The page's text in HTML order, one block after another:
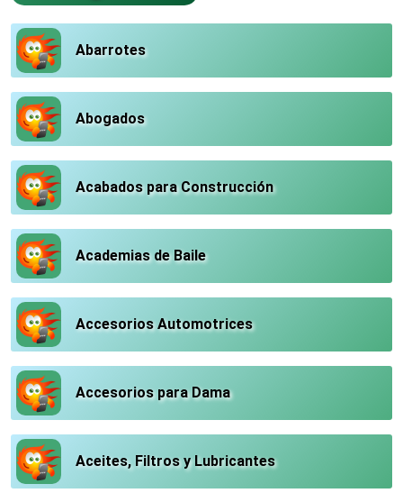
Abarrotes
Abogados
Acabados para Construcción
Academias de Baile
Accesorios Automotrices
Accesorios para Dama
Aceites, Filtros y Lubricantes